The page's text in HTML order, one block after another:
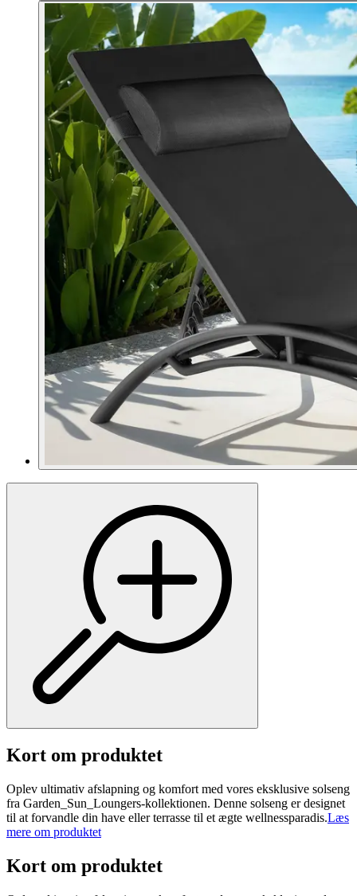
Kort om produktet
Oplev ultimativ afslapning og komfort med vores eksklusive solseng
fra Garden_Sun_Loungers-kollektionen. Denne solseng er designet
til at forvandle din have eller terrasse til et ægte wellnessparadis.Læs
mere om produktet
Kort om produktet